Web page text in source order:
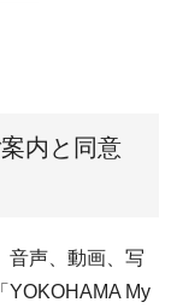
内と同意
声、動画、写
YOKOHAMA My